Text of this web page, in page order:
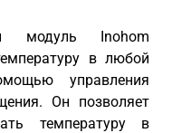
модуль Inohom
в любой
управления
Он позволяет
температуру в